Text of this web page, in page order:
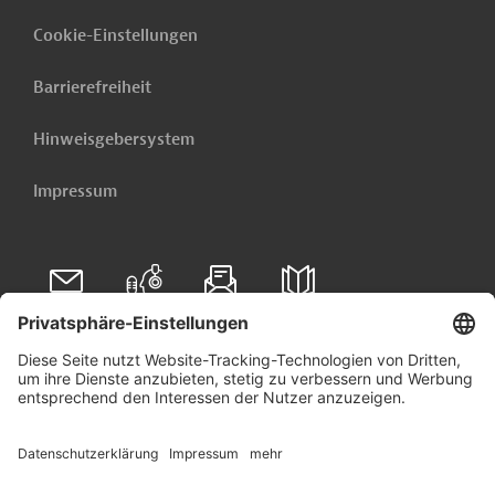
Cookie-Einstellungen
Barrierefreiheit
Hinweisgebersystem
Impressum
Folgen Sie uns auf
Linkedin